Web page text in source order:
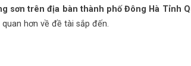
sơn trên địa bàn thành phố Đông Hà Tỉnh
hơn về đề tài sắp đến.